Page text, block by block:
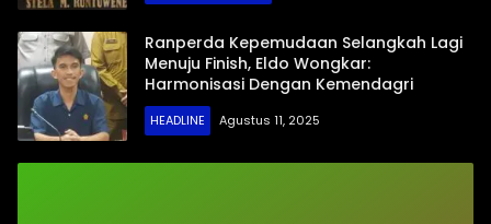
Ranperda Kepemudaan Selangkah Lagi
Menuju Finish, Eldo Wongkar:
Harmonisasi Dengan Kemendagri
HEADLINE Agustus 11, 2025